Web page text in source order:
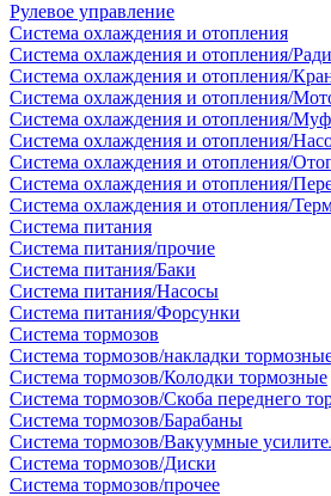
Рулевое управление
Система охлаждения и отопления
Система охлаждения и отопления/
Система охлаждения и отопления/
Система охлаждения и отопления/
Система охлаждения и отопления/
Система охлаждения и отопления/
Система охлаждения и отопления/
Система охлаждения и отопления/
Система охлаждения и отопления/
Система питания
Система питания/прочие
Система питания/Баки
Система питания/Насосы
Система питания/Форсунки
Система тормозов
Система тормозов/накладки
Система тормозов/Колодки тормозные
Система тормозов/Скоба переднего
Система тормозов/Барабаны
Система тормозов/Вакуумные
Система тормозов/Диски
Система тормозов/прочее